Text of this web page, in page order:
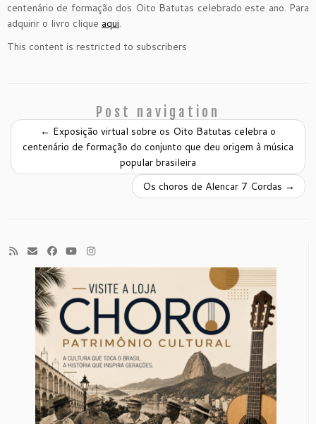
centenário de formação dos Oito Batutas celebrado este ano. Para
adquirir o livro clique aqui.
This content is restricted to subscribers
Post navigation
← Exposição virtual sobre os Oito Batutas celebra o
centenário de formação do conjunto que deu origem à música
popular brasileira
Os choros de Alencar 7 Cordas →